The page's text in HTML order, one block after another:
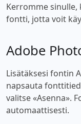
Kerromme sinulle,
fontti, jotta voit
Adobe
Lisätäksesi fontin
napsauta
valitse «Asenna».
automaattisesti.